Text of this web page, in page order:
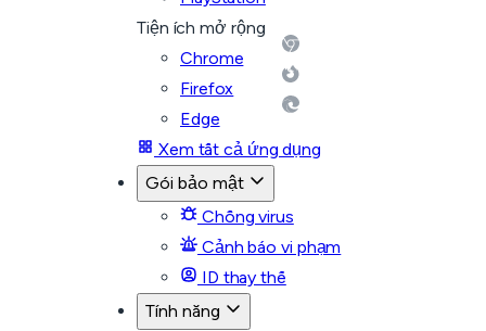
Tiện ích mở rộng
Chrome
Firefox
Edge
Xem tất cả ứng dụng
Gói bảo mật
Chống virus
Cảnh báo vi phạm
ID thay thế
Tính năng